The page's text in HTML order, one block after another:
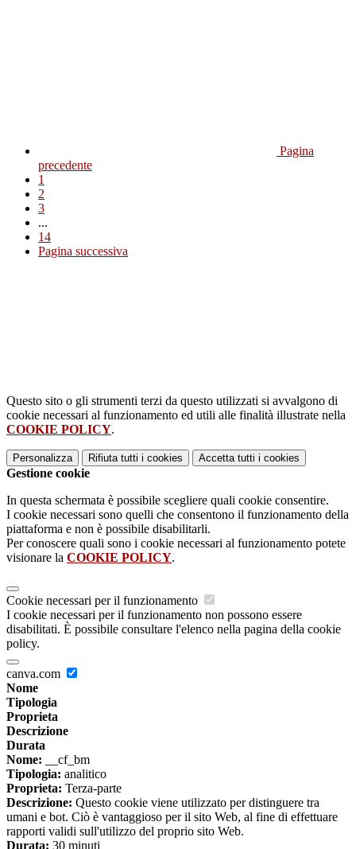
Pagina
precedente
1
2
3
...
14
Pagina successiva
Questo sito o gli strumenti terzi da questo utilizzati si avvalgono di
cookie necessari al funzionamento ed utili alle finalità illustrate nella
COOKIE POLICY.
Personalizza Rifiuta tutti i cookies Accetta tutti i cookies
Gestione cookie
In questa schermata è possibile scegliere quali cookie consentire.
I cookie necessari sono quelli che consentono il funzionamento della
piattaforma e non è possibile disabilitarli.
Per conoscere quali sono i cookie necessari al funzionamento potete
visionare la COOKIE POLICY.
Cookie necessari per il funzionamento
I cookie necessari per il funzionamento non possono essere
disabilitati. È possibile consultare l'elenco nella pagina della cookie
policy.
canva.com
Nome
Tipologia
Proprieta
Descrizione
Durata
Nome: __cf_bm
Tipologia: analitico
Proprieta: Terza-parte
Descrizione: Questo cookie viene utilizzato per distinguere tra
umani e bot. Ciò è vantaggioso per il sito Web, al fine di effettuare
rapporti validi sull'utilizzo del proprio sito Web.
Durata: 30 minuti